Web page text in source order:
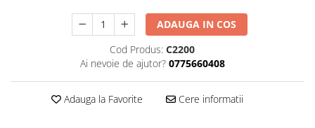
ADAUGA IN COS
Cod Produs: C2200
Ai nevoie de ajutor? 0775660408
Adauga la Favorite Cere informatii